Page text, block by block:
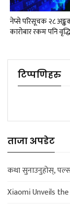
नेप्से परिसूचक २८
कारोबार रकम पनि वृद्धि
टिप्पणिहरु
ताजा अपडेट
कथा सुनाउनुहोस्,
Xiaomi Unveils